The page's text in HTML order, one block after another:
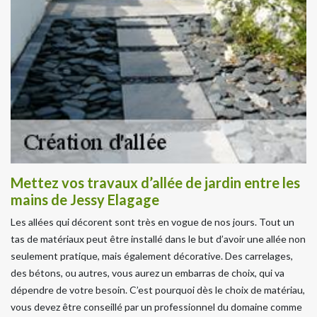
Mettez vos travaux d’allée de jardin entre les
mains de Jessy Elagage
Les allées qui décorent sont très en vogue de nos jours. Tout un
tas de matériaux peut être installé dans le but d’avoir une allée non
seulement pratique, mais également décorative. Des carrelages,
des bétons, ou autres, vous aurez un embarras de choix, qui va
dépendre de votre besoin. C’est pourquoi dès le choix de matériau,
vous devez être conseillé par un professionnel du domaine comme